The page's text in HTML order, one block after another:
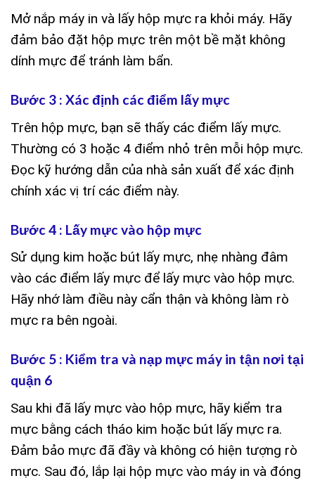
Mở nắp máy in và lấy hộp mực ra khỏi máy. Hãy
đảm bảo đặt hộp mực trên một bề mặt không
dính mực để tránh làm bẩn.
Bước 3 : Xác định các điểm lấy mực
Trên hộp mực, bạn sẽ thấy các điểm lấy mực.
Thường có 3 hoặc 4 điểm nhỏ trên mỗi hộp mực.
Đọc kỹ hướng dẫn của nhà sản xuất để xác định
chính xác vị trí các điểm này.
Bước 4 : Lấy mực vào hộp mực
Sử dụng kim hoặc bút lấy mực, nhẹ nhàng đâm
vào các điểm lấy mực để lấy mực vào hộp mực.
Hãy nhớ làm điều này cẩn thận và không làm rò
mực ra bên ngoài.
Bước 5 : Kiểm tra và nạp mực máy in tận nơi tại
quận 6
Sau khi đã lấy mực vào hộp mực, hãy kiểm tra
mực bằng cách tháo kim hoặc bút lấy mực ra.
Đảm bảo mực đã đầy và không có hiện tượng rò
mực. Sau đó, lắp lại hộp mực vào máy in và đóng